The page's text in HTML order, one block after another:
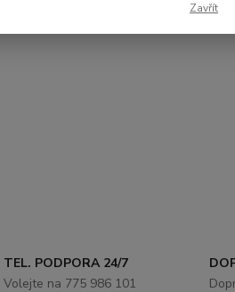
TEL. PODPORA 24/7
Volejte na 775 986 101
Zavřít